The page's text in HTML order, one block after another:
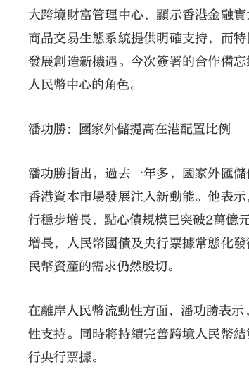
大跨境財富管理中心，顯示香港金融
商品交易生態系統提供明確支持，而
發展創造新機遇。今次簽署的合作備
人民幣中心的角色。
潘功勝：國家外儲提高在港配置比例
潘功勝指出，過去一年多，國家外匯
香港資本市場發展注入新動能。他表
行穩步增長，點心債規模已突破2萬億
增長，人民幣國債及央行票據常態化
民幣資產的需求仍然殷切。
在離岸人民幣流動性方面，潘功勝表
性支持。同時將持續完善跨境人民幣
行央行票據。